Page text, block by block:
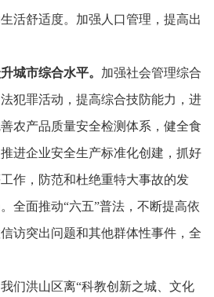
活舒适度。 加强人口管理， 提高出
城市综合水平。 加强社会管理综合
犯罪活动， 提高综合技防能力， 进
农产品质量安全检测体系， 健全食
进企业安全生产标准化创建， 抓好
作， 防范和杜绝重特大事故的发
全面推动“六五”普法， 不断提高依
访突出问题和其他群体性事件， 全
我们洪山区离“科教创新之城、 文化